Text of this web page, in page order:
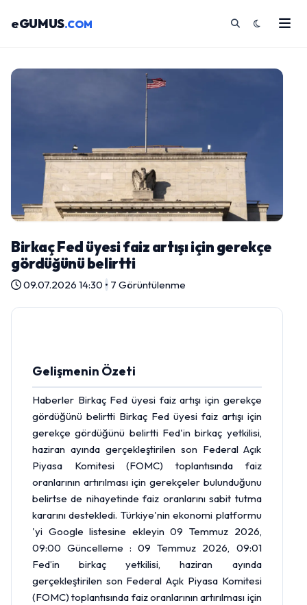
eGUMUS.COM
Birkaç Fed üyesi faiz artışı için gerekçe
gördüğünü belirtti
09.07.2026 14:30 • 7 Görüntülenme
Gelişmenin Özeti
Haberler Birkaç Fed üyesi faiz artışı için gerekçe
gördüğünü belirtti Birkaç Fed üyesi faiz artışı için
gerekçe gördüğünü belirtti Fed'in birkaç yetkilisi,
haziran ayında gerçekleştirilen son Federal Açık
Piyasa Komitesi (FOMC) toplantısında faiz
oranlarının artırılması için gerekçeler bulunduğunu
belirtse de nihayetinde faiz oranlarını sabit tutma
kararını destekledi. Türkiye'nin ekonomi platformu
'yi Google listesine ekleyin 09 Temmuz 2026,
09:00 Güncelleme : 09 Temmuz 2026, 09:01
Fed’in birkaç yetkilisi, haziran ayında
gerçekleştirilen son Federal Açık Piyasa Komitesi
(FOMC) toplantısında faiz oranlarının artırılması için